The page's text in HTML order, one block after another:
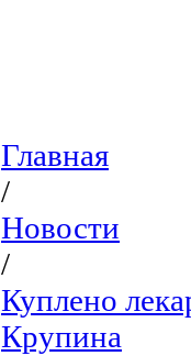
Главная
/
Новости
/
Куплено
Крупина